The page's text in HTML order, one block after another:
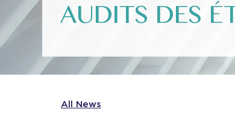
AUDITS DES
All News